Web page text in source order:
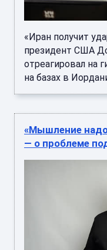
«Иран получит
президент США
отреагировал на
на базах в
«Мышление
— о проблеме